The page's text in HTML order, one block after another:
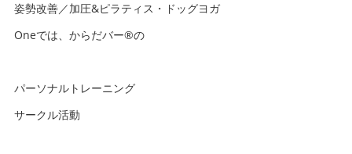
姿勢改善／加圧&ピラティス・ドッグヨガ
Oneでは、からだバー®️の
パーソナルトレーニング
サークル活動